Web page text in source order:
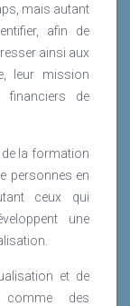
mais autant
afin de
ainsi aux
leur mission
financiers de
la formation
personnes en
ceux qui
une
et de
comme des